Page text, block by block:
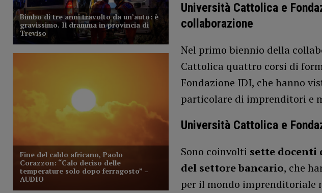
Università Cattolica e
collaborazione
Nel primo biennio della
Cattolica quattro corsi di
Fondazione IDI, che hanno
particolare di imprenditori e
Università Cattolica e
Sono coinvolti sette docenti
del settore bancario, che
per il mondo imprenditoriale